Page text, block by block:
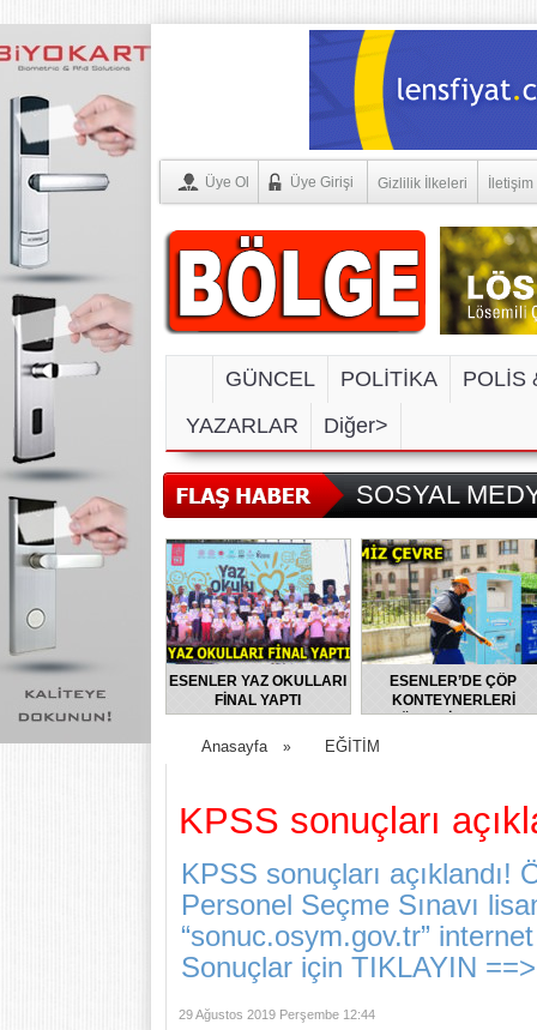
Üye Ol Üye Girişi Gizlilik İlkeleri İletişim
GÜNCEL POLİTİKA
POLİS
YAZARLAR
Diğer>
SOSYAL
ESENLER YAZ OKULLARI
FİNAL YAPTI
ESENLER’DE ÇÖP
KONTEYNERLERİ
DÜZENLİ OLARAK
DEZENFEKTE EDİLİYOR
Anasayfa » EĞİTİM
KPSS sonuçları
KPSS sonuçları açıklandı!
Personel Seçme Sınavı
“sonuc.osym.gov.tr”
Sonuçlar için TIKLAYIN
29 Ağustos 2019 Perşembe 12:44